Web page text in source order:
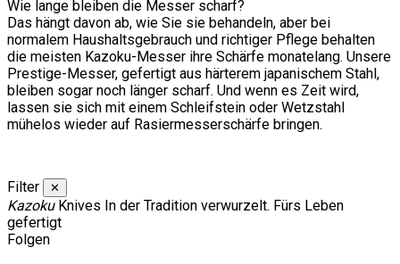
Wie lange bleiben die Messer scharf?
Das hängt davon ab, wie Sie sie behandeln, aber bei
normalem Haushaltsgebrauch und richtiger Pflege behalten
die meisten Kazoku-Messer ihre Schärfe monatelang. Unsere
Prestige-Messer, gefertigt aus härterem japanischem Stahl,
bleiben sogar noch länger scharf. Und wenn es Zeit wird,
lassen sie sich mit einem Schleifstein oder Wetzstahl
mühelos wieder auf Rasiermesserschärfe bringen.
Filter ✕
KazokuKnives In der Tradition verwurzelt. Fürs Leben
gefertigt
Folgen